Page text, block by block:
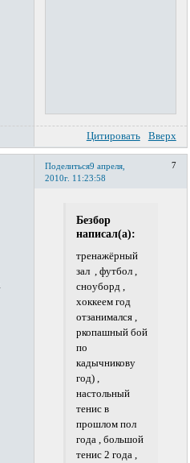
Цитировать Вверх
Поделиться 7
9 апреля,
2010г. 11:23:58
Безбор
написал(а):
тренажёрный
зал , футбол ,
сноуборд ,
хоккеем год
отзанимался ,
ркопашный бой
по
кадычникову
год) ,
настольный
тенис в
прошлом пол
года , большой
тенис 2 года ,